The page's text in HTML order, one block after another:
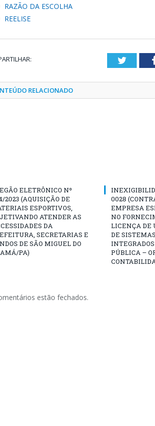
RAZÃO DA ESCOLHA
REELISE
Twitter
RELACIONADO
ELETRÔNICO Nº
2023 (AQUISIÇÃO DE
ESPORTIVOS,
ATENDER AS
DA
SECRETARIAS E
DE SÃO MIGUEL DO
PA)
0028
EMPRESA
NO
LICENÇA DE
DE
PÚBLICA –
estão fechados.